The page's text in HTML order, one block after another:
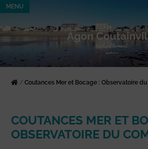
MENU
/Coutances Mer et Bocage : Observatoire
COUTANCES MER ET
OBSERVATOIRE DU